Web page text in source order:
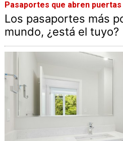
Pasaportes que abren puertas
Los pasaportes más
mundo, ¿está el tuyo?